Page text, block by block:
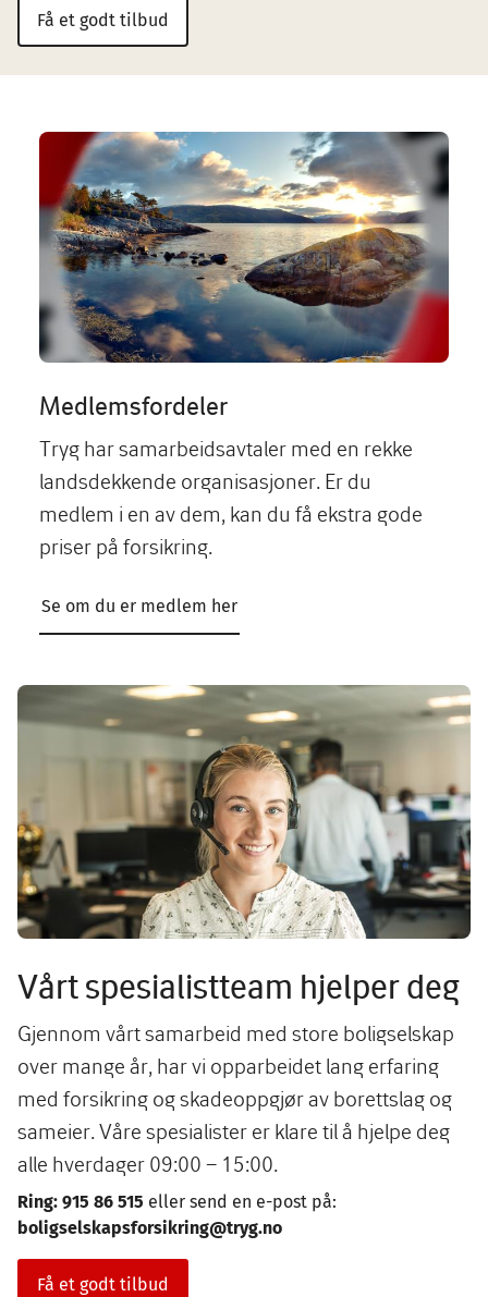
Få et godt tilbud
Image
Medlemsfordeler
Tryg har samarbeidsavtaler med en rekke
landsdekkende organisasjoner. Er du
medlem i en av dem, kan du få ekstra gode
priser på forsikring.
Se om du er medlem her
Image
Vårt spesialistteam hjelper deg
Gjennom vårt samarbeid med store boligselskap
over mange år, har vi opparbeidet lang erfaring
med forsikring og skadeoppgjør av borettslag og
sameier. Våre spesialister er klare til å hjelpe deg
alle hverdager 09:00 – 15:00.
Ring: 915 86 515 eller send en e-post på:
boligselskapsforsikring@tryg.no
Få et godt tilbud